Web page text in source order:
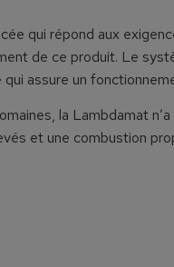
qui répond aux
de ce produit. Le
assure un
la Lambdamat
et une combustion